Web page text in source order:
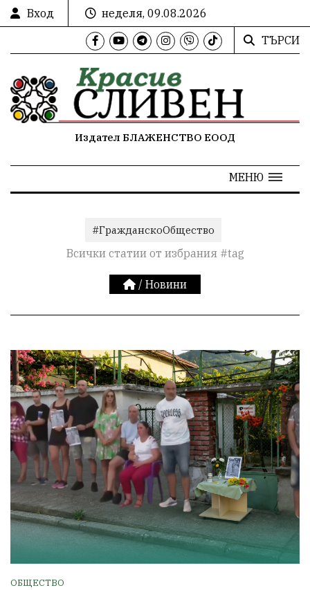
Вход
неделя, 09.08.2026
ТЪРСИ
Издател БЛАЖЕНСТВО ЕООД
МЕНЮ
#ГражданскоОбщество
Всички статии от избрания #tag
/ Новини
ОБЩЕСТВО